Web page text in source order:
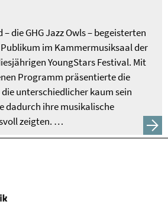
die GHG Jazz Owls – begeisterten
Publikum im Kammermusiksaal der
YoungStars Festival. Mit
Programm präsentierte die
unterschiedlicher kaum sein
dadurch ihre musikalische
zeigten. …